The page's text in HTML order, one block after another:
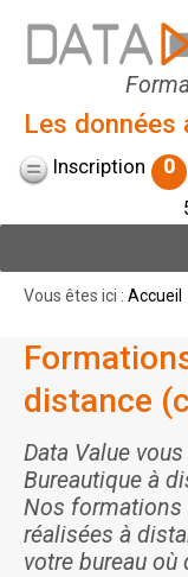
Les données
Inscription 0
Vous êtes ici : Accueil
distance
Data Value
Bureautique à
Nos formations
réalisées à
votre bureau où